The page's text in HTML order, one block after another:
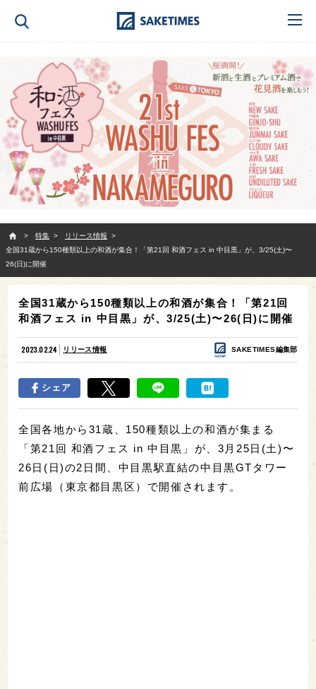
特集
リリース情報
全国31蔵から150種類以上の和酒が集合！「第21回 和酒フェス in 中目黒」が、3/25(土)〜
26(日)に開催
全国31蔵から150種類以上の和酒が集合！「第21回
和酒フェス in 中目黒」が、3/25(土)〜26(日)に開催
2023.02.24 リリース情報 SAKETIMES編集部
シェア
全国各地から31蔵、150種類以上の和酒が集まる
「第21回 和酒フェス in 中目黒」が、3月25日(土)〜
26日(日)の2日間、中目黒駅直結の中目黒GTタワー
前広場（東京都目黒区）で開催されます。